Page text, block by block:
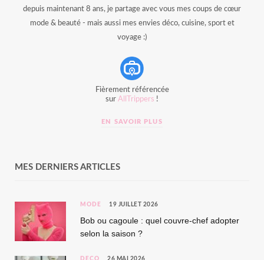
depuis maintenant 8 ans, je partage avec vous mes coups de cœur
mode & beauté - mais aussi mes envies déco, cuisine, sport et
voyage :)
Fièrement référencée
sur AllTrippers !
EN SAVOIR PLUS
MES DERNIERS ARTICLES
MODE 19 JUILLET 2026
Bob ou cagoule : quel couvre-chef adopter
selon la saison ?